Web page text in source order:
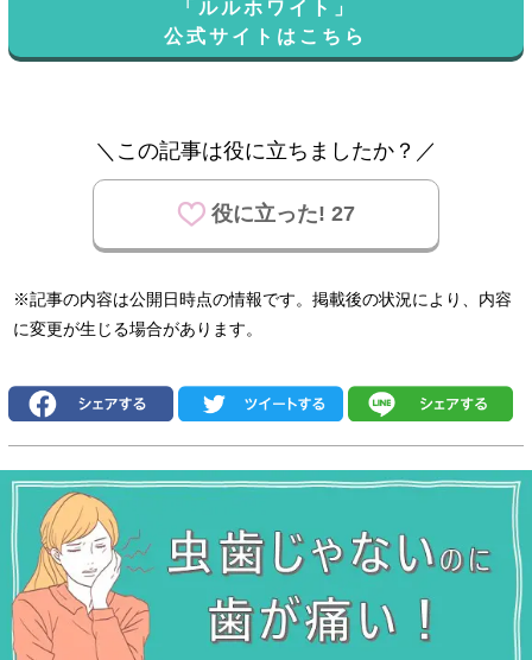
「ルルホワイト」
公式サイトはこちら
＼この記事は役に立ちましたか？／
役に立った! 27
※記事の内容は公開日時点の情報です。掲載後の状況により、内容
に変更が生じる場合があります。